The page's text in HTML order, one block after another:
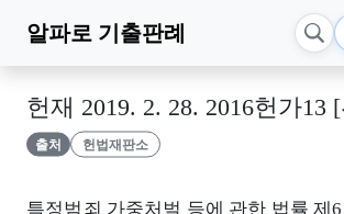
알파로 기출판례
헌재 2019. 2. 28. 2016헌가13
출처 헌법재판소
특정범죄 가중처벌 등에 관한 법률 제